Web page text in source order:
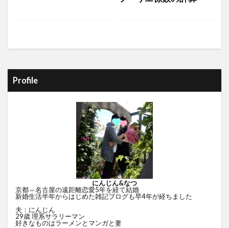
Profile
にんじん&なつ
京都⇔名古屋の遠距離恋愛5年を経て結婚
新婚生活半年からはじめた雑記ブログも早4年が経ちました
夫：にんじん
29歳 理系サラリーマン
好きなものはラーメンとマンガと妻